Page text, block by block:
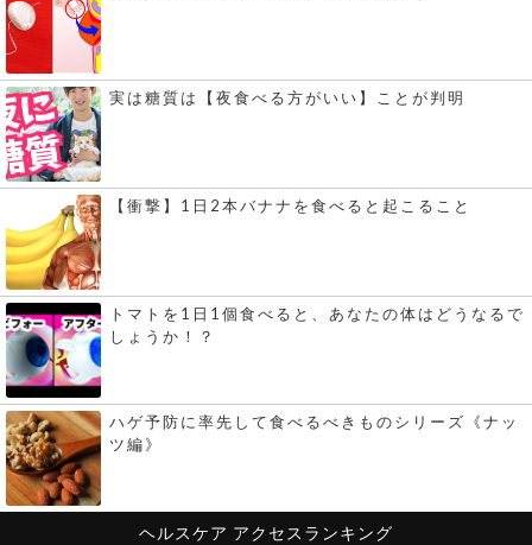
実は糖質は【夜食べる方がいい】ことが判明
【衝撃】1日2本バナナを食べると起こること
トマトを1日1個食べると、あなたの体はどうなるで
しょうか！？
ハゲ予防に率先して食べるべきものシリーズ《ナッ
ツ編》
ヘルスケア アクセスランキング